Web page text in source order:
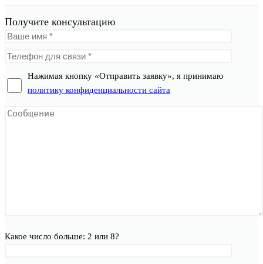
Получите консультацию
Нажимая кнопку «Отправить заявку», я принимаю
политику конфиденциальности сайта
Какое число больше: 2 или 8?